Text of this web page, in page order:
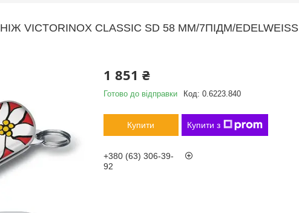
НІЖ VICTORINOX CLASSIC SD 58 ММ/7ПІДМ/EDELWEISS
1 851 ₴
Готово до відправки Код: 0.6223.840
Купити Купити з
+380 (63) 306-39-
92